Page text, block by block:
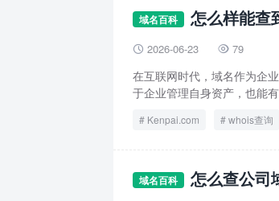
域名百科 怎么样能查
 2026-06-23  79
在互联网时代，域名作为企
于企业管理自身资产，也能
Kenpai.com whois查询
域名百科 怎么查公司